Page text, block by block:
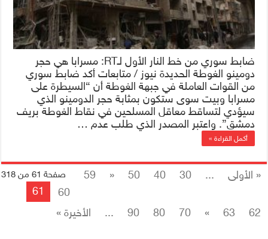
ضابط سوري من خط النار الأول لـRT: مسرابا هي حجر
دومينو الغوطة الحديدة نيوز / متابعات أكد ضابط سوري
من القوات العاملة في جبهة الغوطة أن “السيطرة على
مسرابا وبيت سوى ستكون بمثابة حجر الدومينو الذي
سيؤدي لتساقط معاقل المسلحين في نقاط الغوطة بريف
دمشق”. واعتبر المصدر الذي طلب عدم …
أكمل القراءة »
صفحة 61 من 318 « الأولى ...
30
40
50
«
59
60
61
62
63
»
70
80
90
... الأخيرة »